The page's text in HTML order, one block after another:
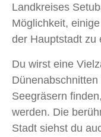
Landkreises
Möglichkeit,
der Hauptstadt zu
Du wirst eine
Seegräsern
werden. Die
Stadt siehst du